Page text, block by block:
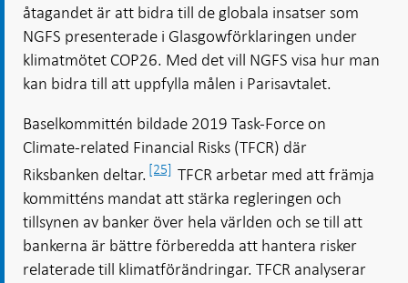
åtagandet är att bidra till de globala insatser som
NGFS presenterade i Glasgowförklaringen under
klimatmötet COP26. Med det vill NGFS visa hur man
kan bidra till att uppfylla målen i Parisavtalet.
Baselkommittén bildade 2019 Task-Force on
Climate-related Financial Risks (TFCR) där
Riksbanken deltar. [25] TFCR arbetar med att främja
kommitténs mandat att stärka regleringen och
tillsynen av banker över hela världen och se till att
bankerna är bättre förberedda att hantera risker
relaterade till klimatförändringar. TFCR analyserar